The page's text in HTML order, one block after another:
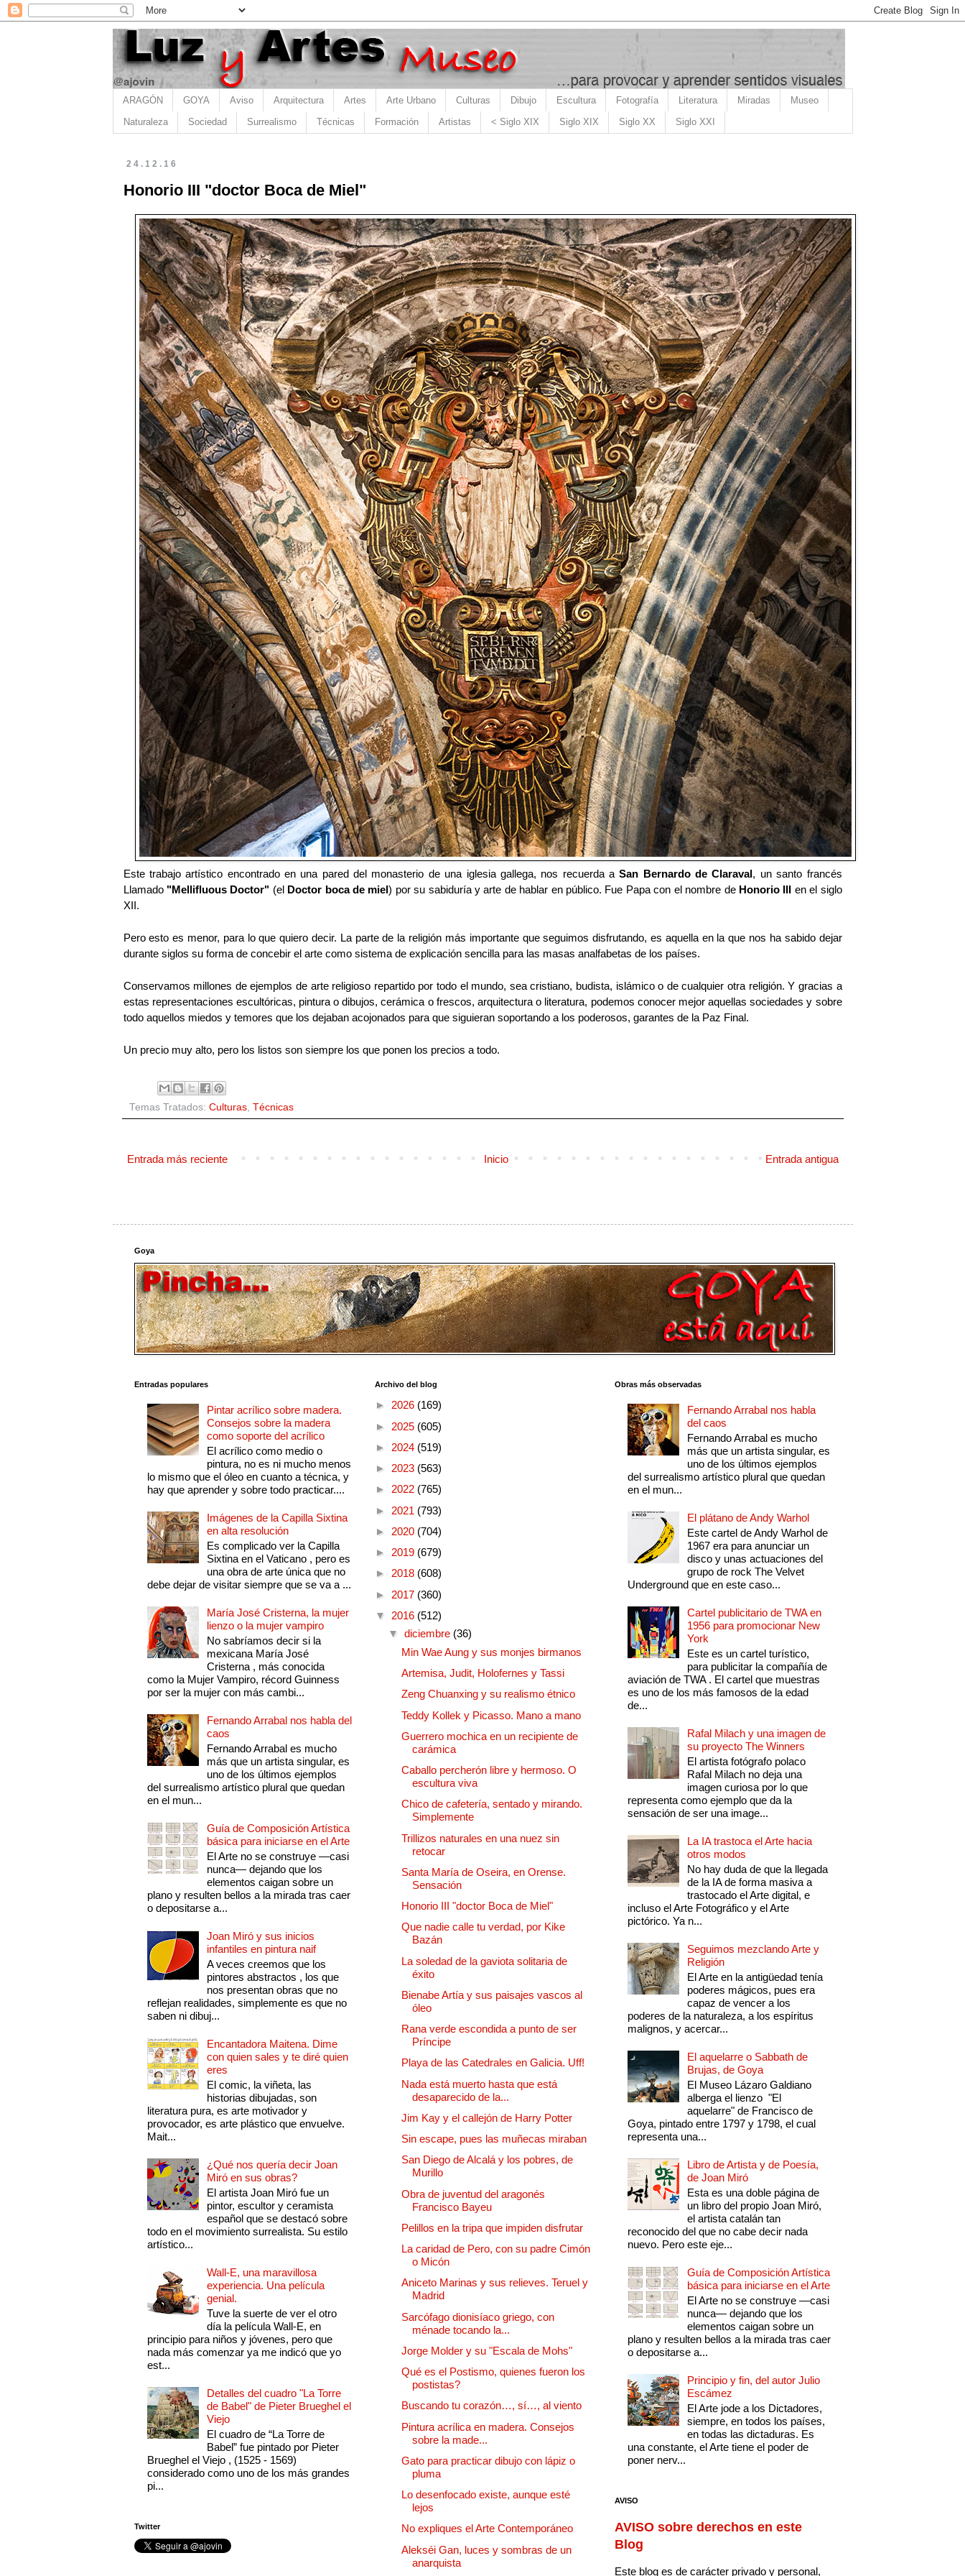
ARAGÓN GOYA Aviso Arquitectura Artes Arte Urbano Culturas Dibujo Escultura Fotografía Literatura Miradas Museo
Naturaleza Sociedad Surrealismo Técnicas Formación Artistas < Siglo XIX Siglo XIX Siglo XX Siglo XXI
24.12.16
Honorio III "doctor Boca de Miel"
Este trabajo artístico encontrado en una pared del monasterio de una iglesia gallega, nos recuerda aSan Bernardo de Claraval , un santo francés
Llamado "Mellifluous Doctor" (el Doctor boca de miel) por su sabiduría y arte de hablar en público. Fue Papa con el nombre de Honorio III
en el siglo
XII.
Pero esto es menor, para lo que quiero decir. La parte de la religión más importante que seguimos disfrutando, es aquella en la que nos ha sabido dejar
durante siglos su forma de concebir el arte como sistema de explicación sencilla para las masas analfabetas de los países.
Conservamos millones de ejemplos de arte religioso repartido por todo el mundo, sea cristiano, budista, islámico o de cualquier otra religión. Y gracias a
estas representaciones escultóricas, pintura o dibujos, cerámica o frescos, arquitectura o literatura, podemos conocer mejor aquellas sociedades y sobre
todo aquellos miedos y temores que los dejaban acojonados para que siguieran soportando a los poderosos, garantes de la Paz Final.
Un precio muy alto, pero los listos son siempre los que ponen los precios a todo.
Temas Tratados: Culturas, Técnicas
Entrada más reciente Entrada antigua
Inicio
Goya
Entradas populares
Pintar acrílico sobre madera.
Consejos sobre la madera
como soporte del acrílico
El acrílico como medio o
pintura, no es ni mucho menos
lo mismo que el óleo en cuanto a técnica, y
hay que aprender y sobre todo practicar....
Imágenes de la Capilla Sixtina
en alta resolución
Es complicado ver la Capilla
Sixtina en el Vaticano , pero es
una obra de arte única que no
debe dejar de visitar siempre que se va a ...
María José Cristerna, la mujer
lienzo o la mujer vampiro
No sabríamos decir si la
mexicana María José
Cristerna , más conocida
como la Mujer Vampiro, récord Guinness
por ser la mujer con más cambi...
Fernando Arrabal nos habla del
caos
Fernando Arrabal es mucho
más que un artista singular, es
uno de los últimos ejemplos
del surrealismo artístico plural que quedan
en el mun...
Guía de Composición Artística
básica para iniciarse en el Arte
El Arte no se construye —casi
nunca— dejando que los
elementos caigan sobre un
plano y resulten bellos a la mirada tras caer
o depositarse a...
Joan Miró y sus inicios
infantiles en pintura naif
A veces creemos que los
pintores abstractos , los que
nos presentan obras que no
reflejan realidades, simplemente es que no
saben ni dibuj...
Encantadora Maitena. Dime
con quien sales y te diré quien
eres
El comic, la viñeta, las
historias dibujadas, son
literatura pura, es arte motivador y
provocador, es arte plástico que envuelve.
Mait...
¿Qué nos quería decir Joan
Miró en sus obras?
El artista Joan Miró fue un
pintor, escultor y ceramista
español que se destacó sobre
todo en el movimiento surrealista. Su estilo
artístico...
Wall-E, una maravillosa
experiencia. Una película
genial.
Tuve la suerte de ver el otro
día la película Wall-E, en
principio para niños y jóvenes, pero que
nada más comenzar ya me indicó que yo
est...
Detalles del cuadro "La Torre
de Babel" de Pieter Brueghel el
Viejo
El cuadro de “La Torre de
Babel” fue pintado por Pieter
Brueghel el Viejo , (1525 - 1569)
considerado como uno de los más grandes
pi...
Twitter
Archivo del blog
► 2026 (169)
► 2025 (605)
► 2024 (519)
► 2023 (563)
► 2022 (765)
► 2021 (793)
► 2020 (704)
► 2019 (679)
► 2018 (608)
► 2017 (360)
▼ 2016 (512)
▼ diciembre (36)
Min Wae Aung y sus monjes birmanos
Artemisa, Judit, Holofernes y Tassi
Zeng Chuanxing y su realismo étnico
Teddy Kollek y Picasso. Mano a mano
Guerrero mochica en un recipiente de
carámica
Caballo percherón libre y hermoso. O
escultura viva
Chico de cafetería, sentado y mirando.
Simplemente
Trillizos naturales en una nuez sin
retocar
Santa María de Oseira, en Orense.
Sensación
Honorio III "doctor Boca de Miel"
Que nadie calle tu verdad, por Kike
Bazán
La soledad de la gaviota solitaria de
éxito
Bienabe Artía y sus paisajes vascos al
óleo
Rana verde escondida a punto de ser
Príncipe
Playa de las Catedrales en Galicia. Uff!
Nada está muerto hasta que está
desaparecido de la...
Jim Kay y el callejón de Harry Potter
Sin escape, pues las muñecas miraban
San Diego de Alcalá y los pobres, de
Murillo
Obra de juventud del aragonés
Francisco Bayeu
Pelillos en la tripa que impiden disfrutar
La caridad de Pero, con su padre Cimón
o Micón
Aniceto Marinas y sus relieves. Teruel y
Madrid
Sarcófago dionisíaco griego, con
ménade tocando la...
Jorge Molder y su "Escala de Mohs"
Qué es el Postismo, quienes fueron los
postistas?
Buscando tu corazón…, sí…, al viento
Pintura acrílica en madera. Consejos
sobre la made...
Gato para practicar dibujo con lápiz o
pluma
Lo desenfocado existe, aunque esté
lejos
No expliques el Arte Contemporáneo
Alekséi Gan, luces y sombras de un
anarquista
Obras más observadas
Fernando Arrabal nos habla
del caos
Fernando Arrabal es mucho
más que un artista singular, es
uno de los últimos ejemplos
del surrealismo artístico plural que quedan
en el mun...
El plátano de Andy Warhol
Este cartel de Andy Warhol de
1967 era para anunciar un
disco y unas actuaciones del
grupo de rock The Velvet
Underground que en este caso...
Cartel publicitario de TWA en
1956 para promocionar New
York
Este es un cartel turístico,
para publicitar la compañía de
aviación de TWA . El cartel que muestras
es uno de los más famosos de la edad
de...
Rafal Milach y una imagen de
su proyecto The Winners
El artista fotógrafo polaco
Rafal Milach no deja una
imagen curiosa por lo que
representa como ejemplo que da la
sensación de ser una image...
La IA trastoca el Arte hacia
otros modos
No hay duda de que la llegada
de la IA de forma masiva a
trastocado el Arte digital, e
incluso el Arte Fotográfico y el Arte
pictórico. Ya n...
Seguimos mezclando Arte y
Religión
El Arte en la antigüedad tenía
poderes mágicos, pues era
capaz de vencer a los
poderes de la naturaleza, a los espíritus
malignos, y acercar...
El aquelarre o Sabbath de
Brujas, de Goya
El Museo Lázaro Galdiano
alberga el lienzo "El
aquelarre" de Francisco de
Goya, pintado entre 1797 y 1798, el cual
representa una...
Libro de Artista y de Poesía,
de Joan Miró
Esta es una doble página de
un libro del propio Joan Miró,
el artista catalán tan
reconocido del que no cabe decir nada
nuevo. Pero este eje...
Guía de Composición Artística
básica para iniciarse en el Arte
El Arte no se construye —casi
nunca— dejando que los
elementos caigan sobre un
plano y resulten bellos a la mirada tras caer
o depositarse a...
Principio y fin, del autor Julio
Escámez
El Arte jode a los Dictadores,
siempre, en todos los países,
en todas las dictaduras. Es
una constante, el Arte tiene el poder de
poner nerv...
AVISO
AVISO sobre derechos en este
Blog
Este blog es de carácter privado y personal,